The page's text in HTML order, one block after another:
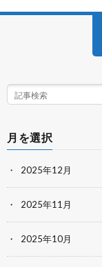
月を選択
2025年12月
2025年11月
2025年10月